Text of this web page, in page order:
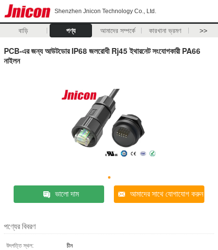
Shenzhen Jnicon Technology Co., Ltd.
বাড়ি পণ্য আমাদের সম্পর্কে কারখানা ভ্রমণ >>
PCB-এর জন্য আউটডোর IP68 জলরোধী Rj45 ইথারনেট সংযোগকারী PA66
নাইলন
ভালো দাম আমাদের সাথে যোগাযোগ করুন
পণ্যের বিবরণ
উৎপত্তি স্থল:
চীন